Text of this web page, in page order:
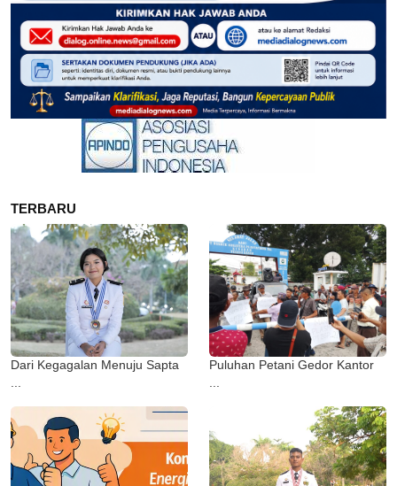
TERBARU
Dari Kegagalan Menuju Sapta
...
Puluhan Petani Gedor Kantor
...